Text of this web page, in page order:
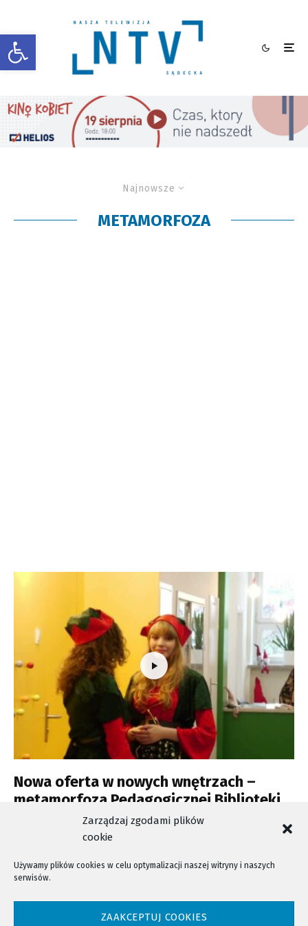
Otwórz pasek narzędzi
Zarządzaj zgodami plików
cookie
Używamy plików cookies w celu optymalizacji naszej witryny i naszych
serwisów.
ZAAKCEPTUJ COOKIES
Najnowsze
METAMORFOZA
Nowa oferta w nowych wnętrzach –
metamorfoza Pedagogicznej Biblioteki
Wojewódzkiej
NTV - Nasza Telewizja Sądecka © 2023 Wszystkie prawa zastrzeżone!